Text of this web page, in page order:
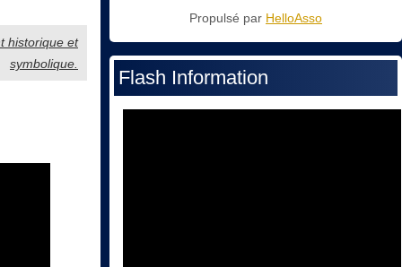
historique et
symbolique.
Propulsé par HelloAsso
Flash Information